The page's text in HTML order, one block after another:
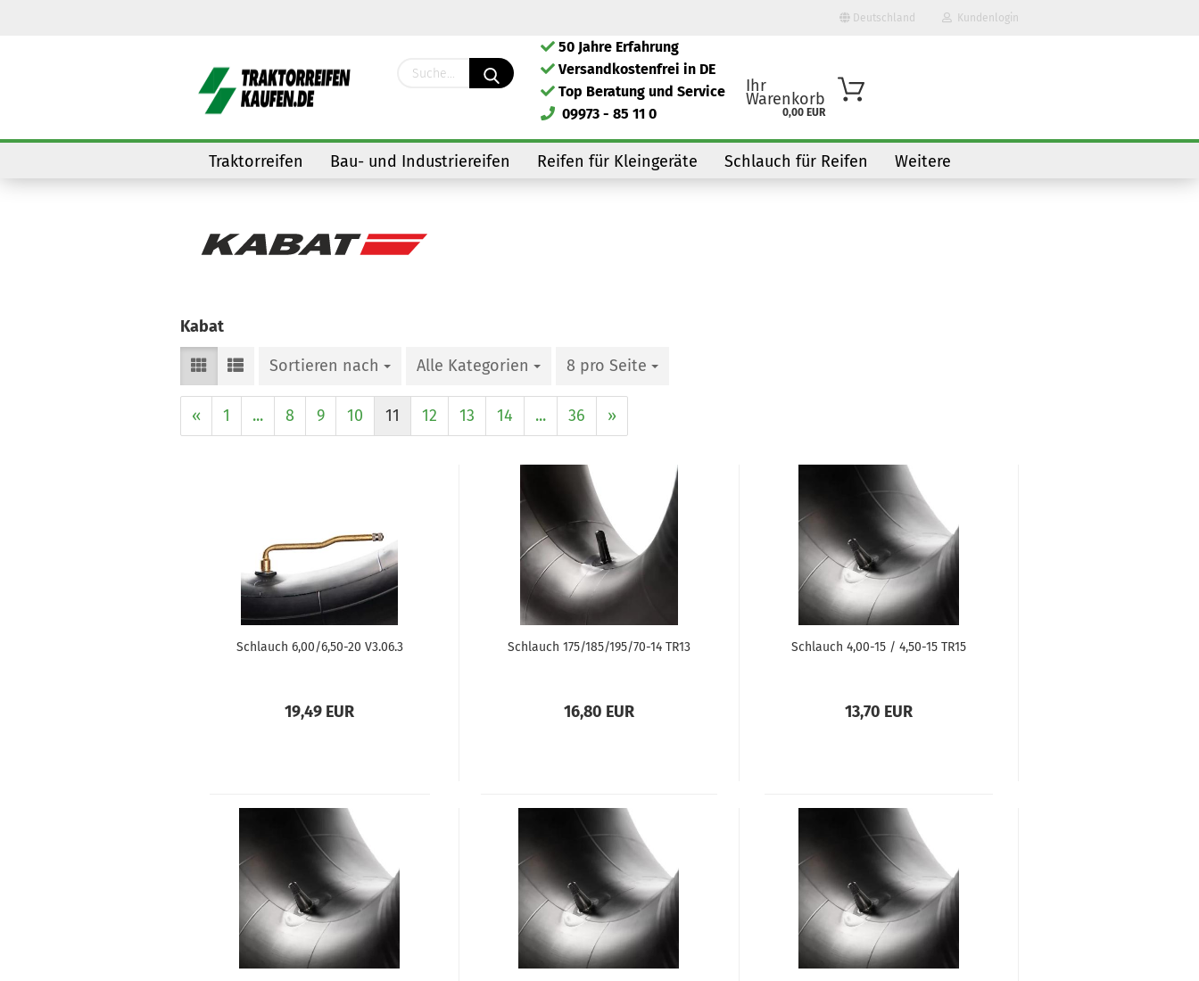
Deutschland
Lieferland
Kundenlogin
50 Jahre Erfahrung
Versandkostenfrei in DE
Top Beratung und Service
09973 - 85 11 0
Ihr
Warenkorb
0,00 EUR
Traktorreifen Bau- und Industriereifen Reifen für Kleingeräte Schlauch für Reifen Weitere
Kabat
Sortieren nach
Alle Kategorien 8 pro Seite
« 1 ... 8 9 10 11 12 13 14 ... 36 »
Schlauch 6,00/6,50-20 V3.06.3
19,49 EUR
Schlauch 175/185/195/70-14 TR13
16,80 EUR
Schlauch 4,00-15 / 4,50-15 TR15
13,70 EUR